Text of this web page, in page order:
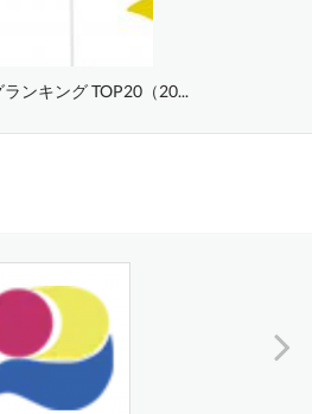
ンキング TOP20（20...